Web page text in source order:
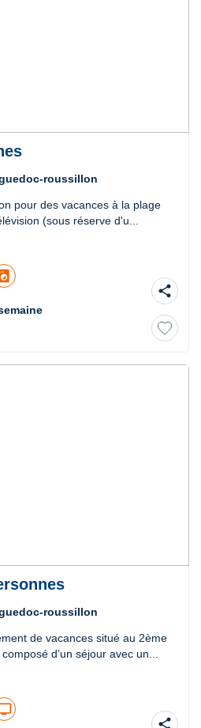
roussillon
pour des vacances à la plage
(sous réserve d'u...
share
roussillon
de vacances situé au 2ème
d’un séjour avec un...
share